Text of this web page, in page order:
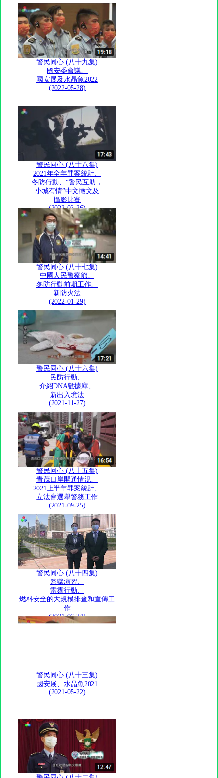
警民同心 (八十九集)
國安委會議、
國安展及水晶魚2022
(2022-05-28)
警民同心 (八十八集)
2021年全年罪案統計、
冬防行動、“警民互助，
小城有情”中文徵文及
攝影比賽
(2022-03-26)
警民同心 (八十七集)
中國人民警察節、
冬防行動前期工作、
新防火法
(2022-01-29)
警民同心 (八十六集)
民防行動、
介紹DNA數據庫、
新出入境法
(2021-11-27)
警民同心 (八十五集)
青茂口岸開通情況、
2021上半年罪案統計、
立法會選舉警務工作
(2021-09-25)
警民同心 (八十四集)
監獄演習、
雷霆行動、
燃料安全的大規模排查和宣傳工
作
(2021-07-24)
警民同心 (八十三集)
國安展、水晶魚2021
(2021-05-22)